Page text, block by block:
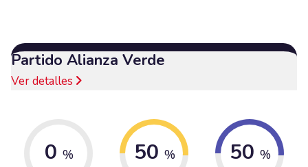
Partido Alianza Verde
Ver detalles
0 % 50 % 50 %